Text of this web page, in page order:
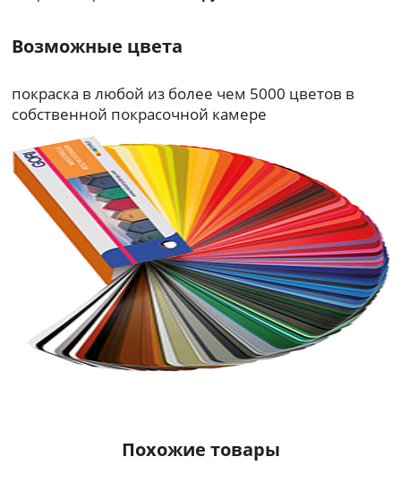
Возможные цвета
покраска в любой из более чем 5000 цветов в
собственной покрасочной камере
Похожие товары